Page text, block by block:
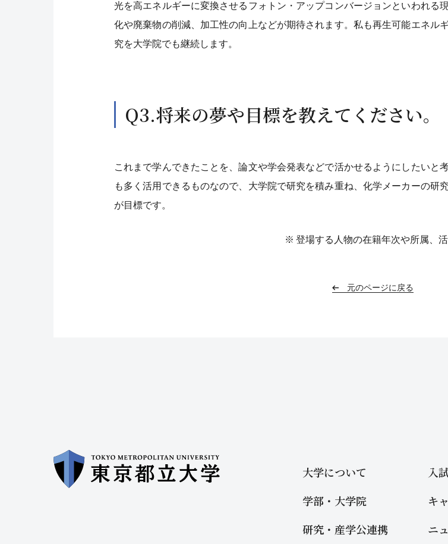
光を高エネルギーに変換させるフォトン・アップコンバージョンといわれる
化や廃棄物の削減、加工性の向上などが期待されます。私も再生可能エネル
究を大学院でも継続します。
Q3.将来の夢や目標を教えてください。
これまで学んできたことを、論文や学会発表などで活かせるようにしたいと
も多く活用できるものなので、大学院で研究を積み重ね、化学メーカーの研
が目標です。
登場する人物の在籍年次や所属、活
元のページに戻る
大学について
学部・大学院
研究・産学公連携
入
キ
ニ